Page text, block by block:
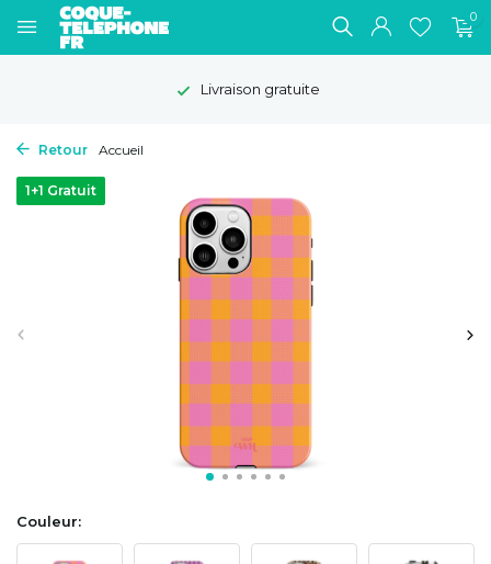
0
Livraison gratuite
Retour Accueil
1+1 Gratuit
Couleur: